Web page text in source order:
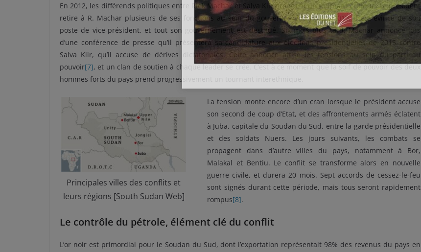
En 2012, les différends politiques entre Riek Machar et Salva Kiir prennent un tournant critique. Le président
retire à R. Machar plusieurs de ses fonctions au sein du gouvernement. A l’été 2013, il est évincé de son
poste de vice-président, et tout son gouvernement est destitué. Six mois plus tard, Machar annonce lors
d’une conférence de presse qu’il présentera sa candidature aux élections présidentielles de 2015 contre
Salva Kiir, qu’il accuse de dérives dictatoriales. Cette annonce attise les tensions au sein du parti au
pouvoir[7], et un clan de soutien à chaque leader se crée. C’est à ce moment que la soif de pouvoir des deux
hommes forts du pays prend progressivement un tournant interethnique.
Principales villes des conflits et
leurs régions [South Sudan Web]
La tension monte encore d’un cran lorsque le président accuse
son second de coup d’Etat, et des affrontements armés éclatent
à Juba, capitale du Soudan du Sud, entre la garde présidentielle
et des soldats Nuers. Les jours suivants, les combats se
propagent dans d’autre villes du pays, notamment à Bor,
Malakal et Bentiu. Le conflit se transforme alors en nouvelle
guerre civile, et durera 20 mois. Sept accords de cessez-le-feu
sont signés durant cette période, mais tous seront rapidement
rompus[8].
Le contrôle du pétrole, élément clé du conflit
L’or noir est primordial pour le Soudan du Sud, dont l’exportation représentait 98% des revenus du pays en